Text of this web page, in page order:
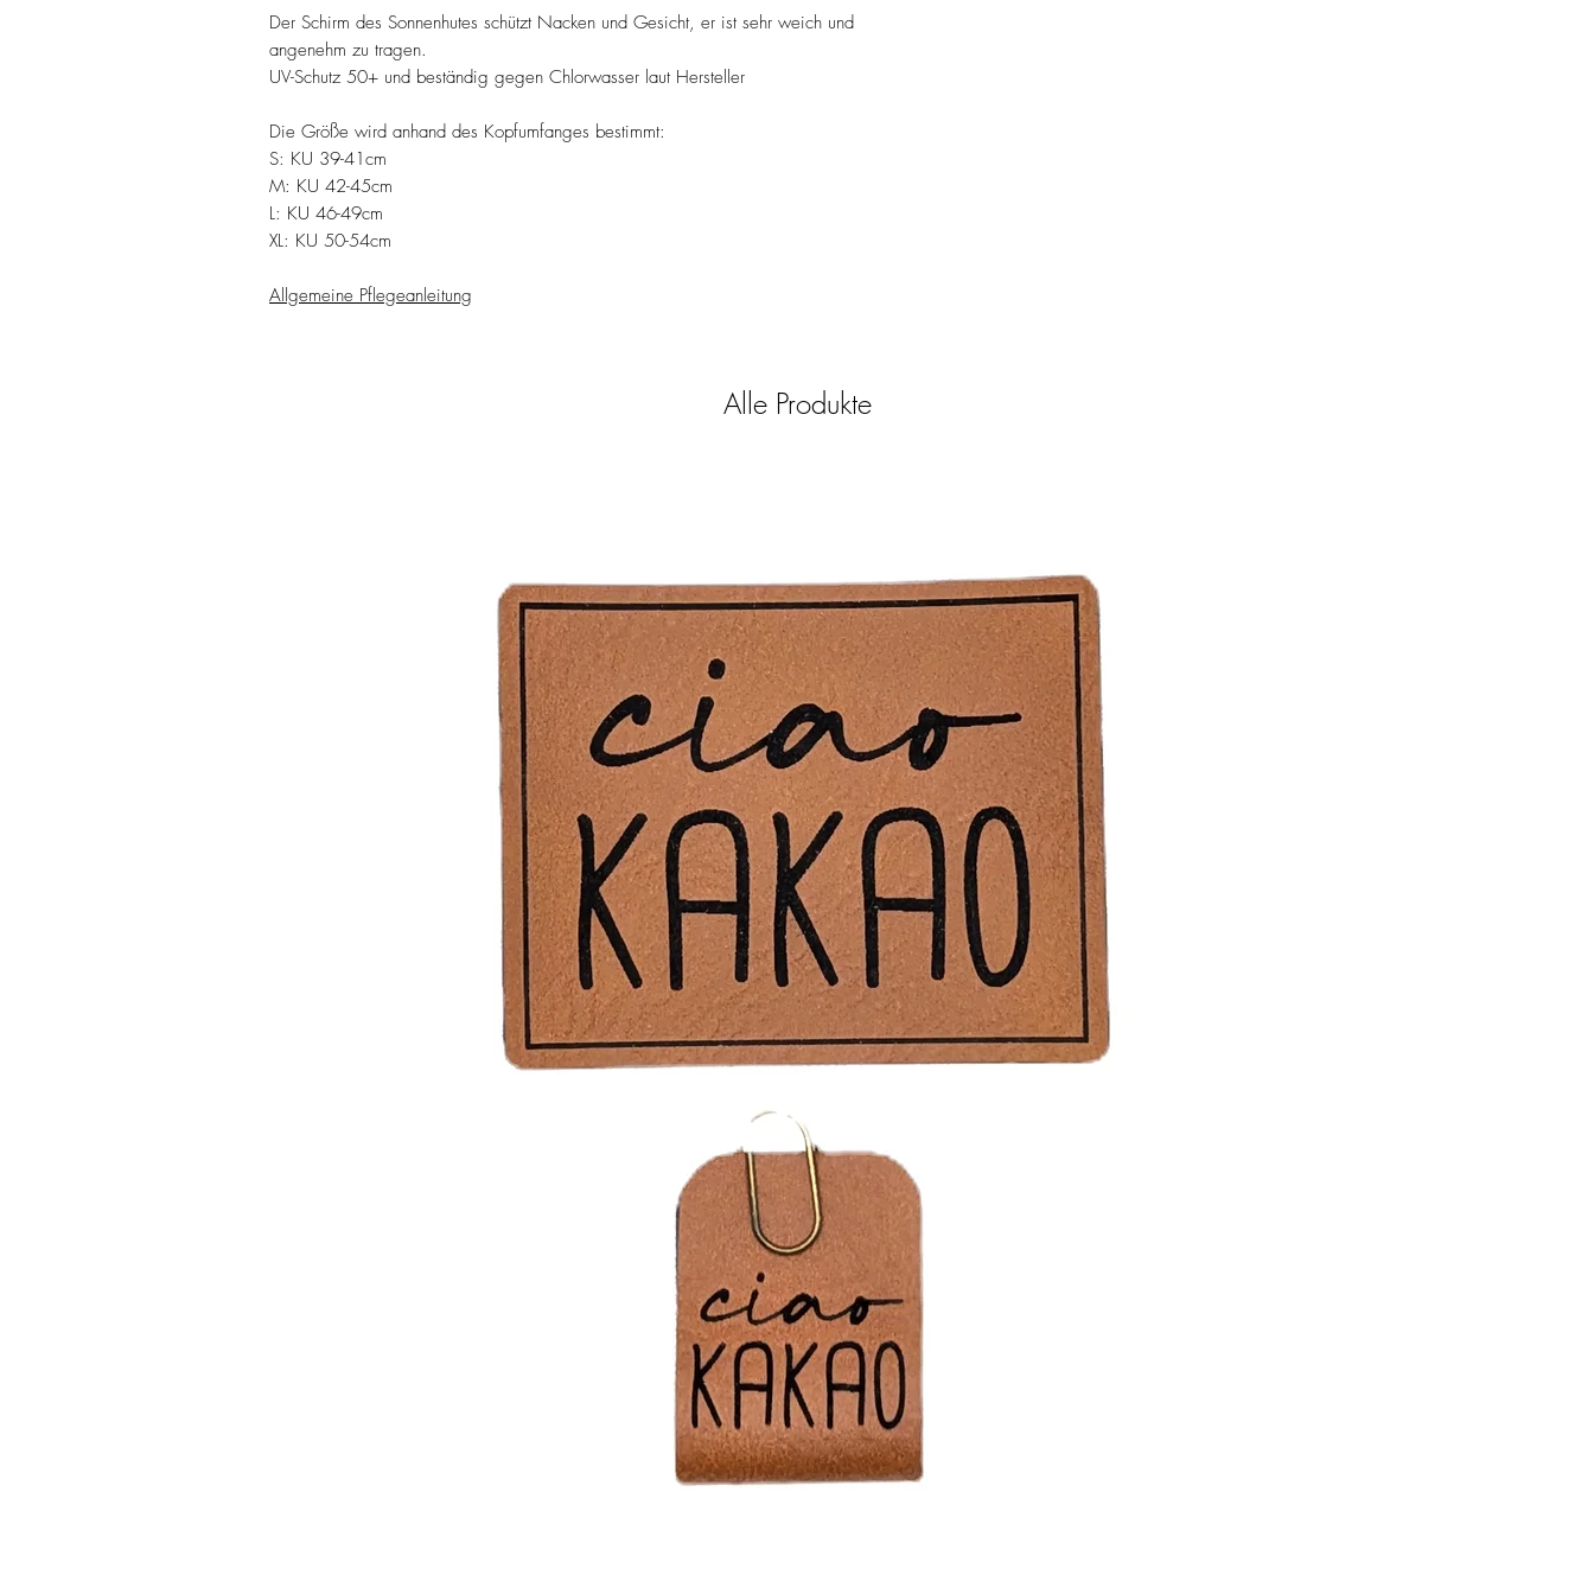
Der Schirm des Sonnenhutes schützt Nacken und Gesicht, er ist sehr weich und
angenehm zu tragen.
UV-Schutz 50+ und beständig gegen Chlorwasser laut Hersteller
Die Größe wird anhand des Kopfumfanges bestimmt:
S: KU 39-41cm
M: KU 42-45cm
L: KU 46-49cm
XL: KU 50-54cm
Allgemeine Pflegeanleitung
Alle Produkte